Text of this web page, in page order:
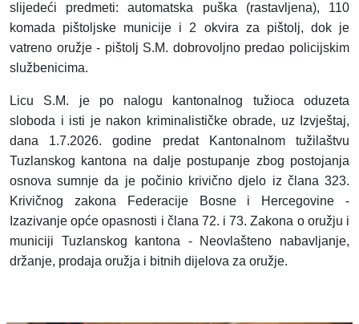
slijedeći predmeti: automatska puška (rastavljena), 110
komada pištoljske municije i 2 okvira za pištolj, dok je
vatreno oružje - pištolj S.M. dobrovoljno predao policijskim
službenicima.
Licu S.M. je po nalogu kantonalnog tužioca oduzeta
sloboda i isti je nakon kriminalističke obrade, uz Izvještaj,
dana 1.7.2026. godine predat Kantonalnom tužilaštvu
Tuzlanskog kantona na dalje postupanje zbog postojanja
osnova sumnje da je počinio krivično djelo iz člana 323.
Krivičnog zakona Federacije Bosne i Hercegovine -
Izazivanje opće opasnosti i člana 72. i 73. Zakona o oružju i
municiji Tuzlanskog kantona - Neovlašteno nabavljanje,
držanje, prodaja oružja i bitnih dijelova za oružje.